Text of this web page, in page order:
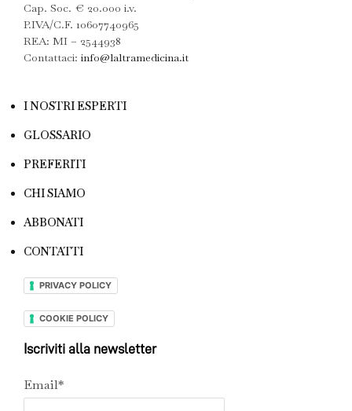
Cap. Soc. € 20.000 i.v.
P.IVA/C.F. 10607740965
REA: MI – 2544938
Contattaci: info@laltramedicina.it
I NOSTRI ESPERTI
GLOSSARIO
PREFERITI
CHI SIAMO
ABBONATI
CONTATTI
PRIVACY POLICY
COOKIE POLICY
Iscriviti alla newsletter
Email*